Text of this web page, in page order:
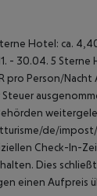
Hotel: ca.
- 30.04. 5 Sterne
pro Person/
de/
Check-In-
Dies schließt
einen Aufpreis